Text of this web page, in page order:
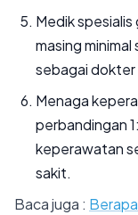
Medik spesialis
masing
sebagai
Menaga
perbandingan
keperawatan
sakit.
Baca juga :